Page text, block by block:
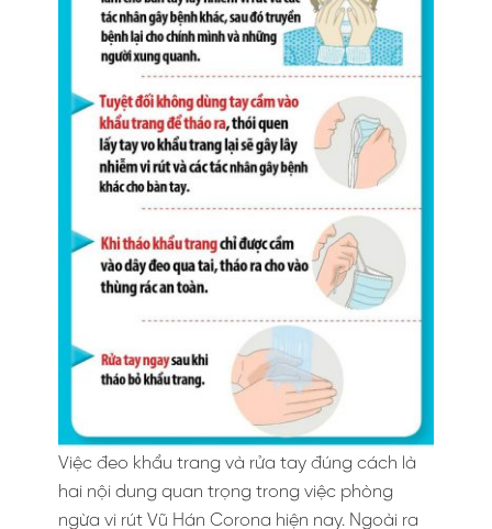
Việc đeo khẩu trang và rửa tay đúng cách là
hai nội dung quan trọng trong việc phòng
ngừa vi rút Vũ Hán Corona hiện nay. Ngoài ra